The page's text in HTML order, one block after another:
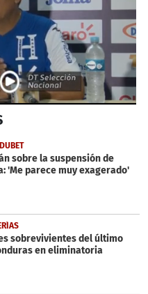
sobre la suspensión de
'Me parece muy exagerado'
sobrevivientes del último
en eliminatoria